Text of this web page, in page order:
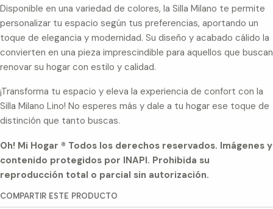
Disponible en una variedad de colores, la Silla Milano te permite
personalizar tu espacio según tus preferencias, aportando un
toque de elegancia y modernidad. Su diseño y acabado cálido la
convierten en una pieza imprescindible para aquellos que buscan
renovar su hogar con estilo y calidad.
¡Transforma tu espacio y eleva la experiencia de confort con la
Silla Milano Lino! No esperes más y dale a tu hogar ese toque de
distinción que tanto buscas.
Oh! Mi Hogar ® Todos los derechos reservados. Imágenes y
contenido protegidos por INAPI. Prohibida su
reproducción total o parcial sin autorización.
COMPARTIR ESTE PRODUCTO